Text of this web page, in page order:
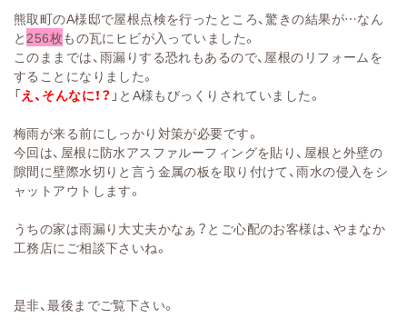
熊取町のA様邸で屋根点検を行ったところ、驚きの結果が…なん
と 256枚もの瓦にヒビが入っていました。
このままでは、雨漏りする恐れもあるので、屋根のリフォームを
することになりました。
「え、そんなに！？ 」とA様もびっくりされていました。
梅雨が来る前にしっかり対策が必要です。
今回は、屋根に防水アスファルーフィングを貼り、屋根と外壁の
隙間に壁際水切りと言う金属の板を取り付けて、雨水の侵入をシ
ャットアウトします。
うちの家は雨漏り大丈夫かなぁ？とご心配のお客様は、やまなか
工務店にご相談下さいね。
是非、最後までご覧下さい。